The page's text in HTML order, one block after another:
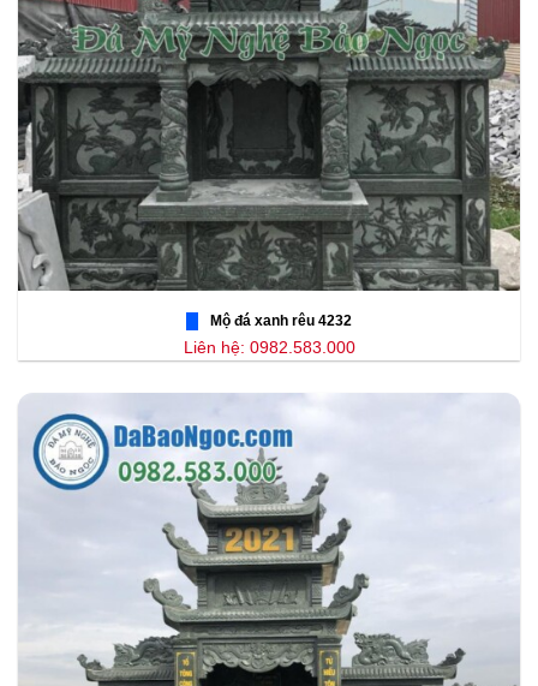
Mộ đá xanh rêu 4232
Liên hệ: 0982.583.000